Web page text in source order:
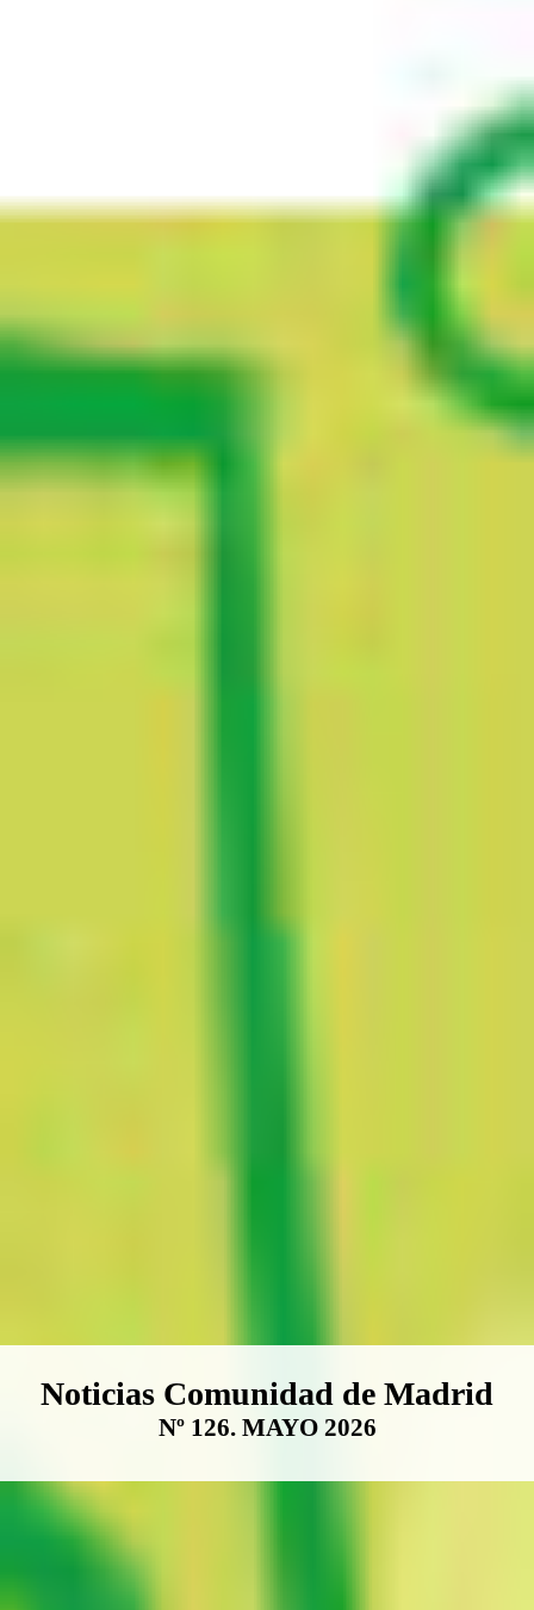
Boletín Noticias Comunidad de
Noticias Comunidad de Madrid
Nº 126. MAYO 2026